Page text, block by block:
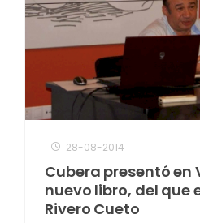
28-08-2014
Cubera presentó en
nuevo libro, del que
Rivero Cueto